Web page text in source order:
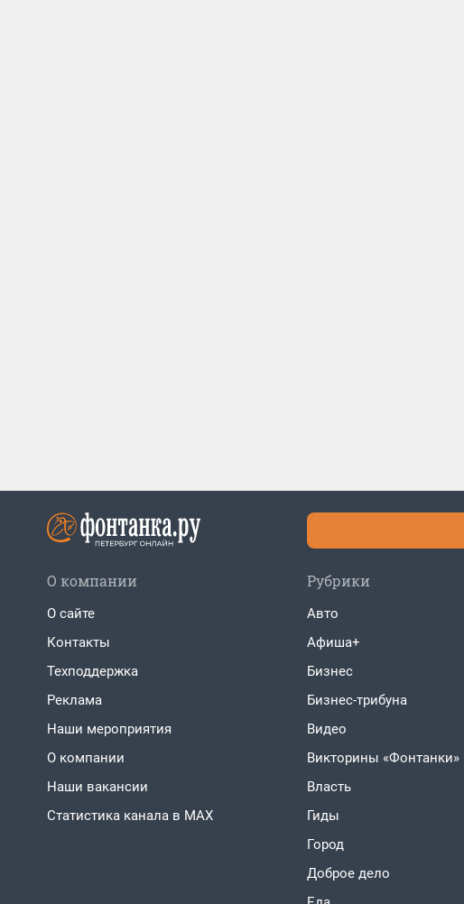
О компании
О сайте
Контакты
Техподдержка
Реклама
Наши мероприятия
О компании
Наши вакансии
Статистика канала в MAX
Рубрики
Авто
Афиша+
Бизнес
Бизнес-трибуна
Видео
Викторины «Фонтанки»
Власть
Гиды
Город
Доброе дело